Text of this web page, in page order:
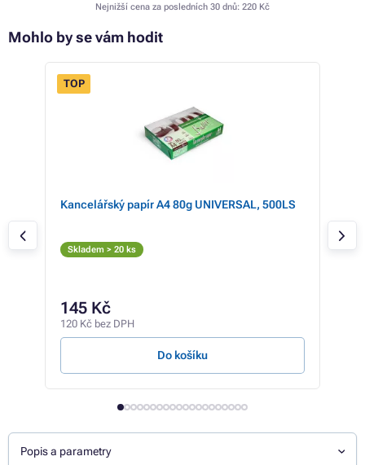
Nejnižší cena za posledních 30 dnů: 220 Kč
Mohlo by se vám hodit
TOP
Kancelářský papír A4 80g UNIVERSAL, 500LS
Skladem > 20 ks
145 Kč
120 Kč bez DPH
Do košíku
Popis a parametry